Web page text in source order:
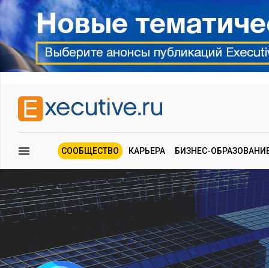
СООБЩЕСТВО КАРЬЕРА БИЗНЕС-